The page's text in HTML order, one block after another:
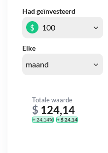
Had geïnvesteerd
Elke
$
Totale waarde
$ 124,14
+ 24,14% + $ 24,14